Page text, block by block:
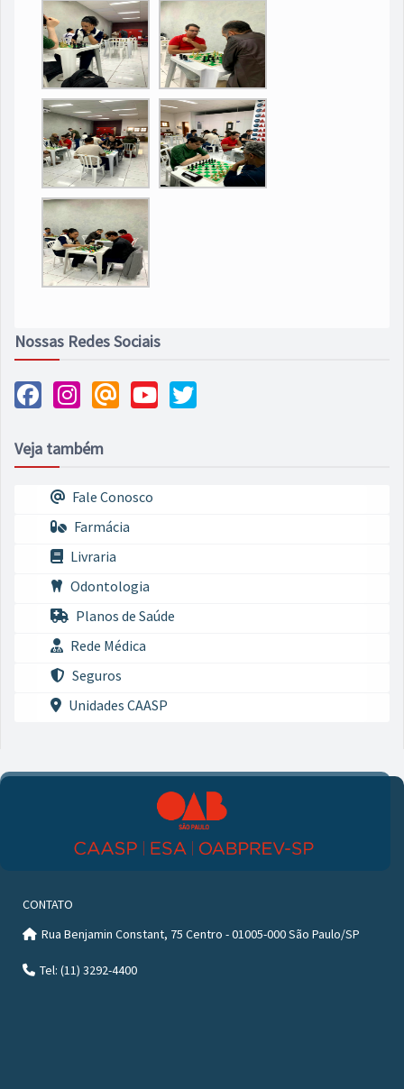
Nossas Redes Sociais
Veja também
Fale Conosco
Farmácia
Livraria
Odontologia
Planos de Saúde
Rede Médica
Seguros
Unidades CAASP
CONTATO
Rua Benjamin Constant, 75 Centro - 01005-000 São Paulo/SP
Tel: (11) 3292-4400